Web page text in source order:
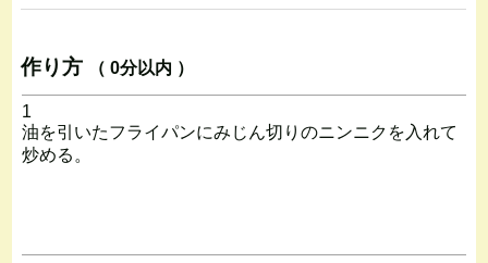
作り方 （ 0分以内 ）
1
油を引いたフライパンにみじん切りのニンニクを入れて
炒める。